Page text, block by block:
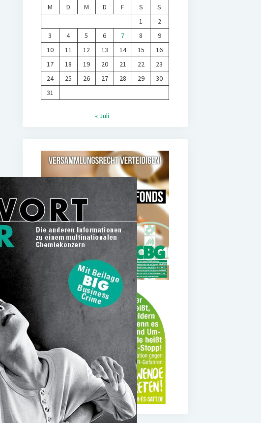
M
D M D F S
S
1
2
3
4 5 6 7 8
9
10
11 12 13 14 15
16
17
18 19 20 21 22
23
24
25 26 27 28 29
30
31
« Juli